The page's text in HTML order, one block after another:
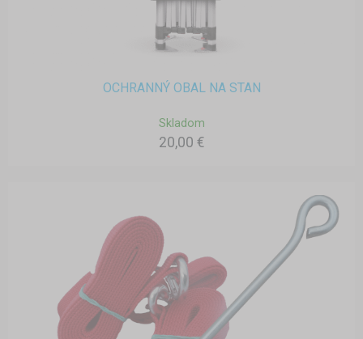
OCHRANNÝ OBAL NA STAN
Skladom
20,00 €